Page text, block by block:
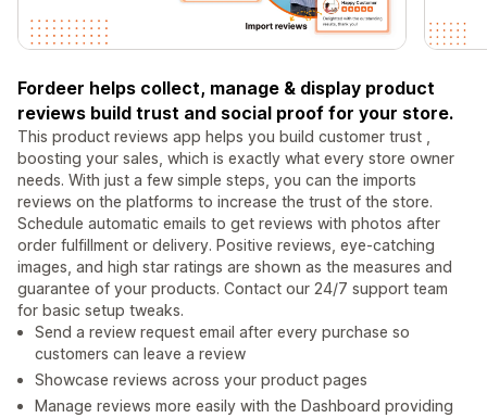
Fordeer helps collect, manage & display product
reviews build trust and social proof for your store.
This product reviews app helps you build customer trust ,
boosting your sales, which is exactly what every store owner
needs. With just a few simple steps, you can the imports
reviews on the platforms to increase the trust of the store.
Schedule automatic emails to get reviews with photos after
order fulfillment or delivery. Positive reviews, eye-catching
images, and high star ratings are shown as the measures and
guarantee of your products. Contact our 24/7 support team
for basic setup tweaks.
Send a review request email after every purchase so
customers can leave a review
Showcase reviews across your product pages
Manage reviews more easily with the Dashboard providing